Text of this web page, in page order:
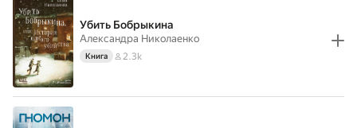
Убить Бобрыкина
Александра Николаенко
Книга 2.3k